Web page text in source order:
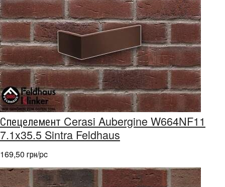
Спецелемент Cerasi Aubergine W664NF11
7.1x35.5 Sintra Feldhaus
169,50 грн/pc